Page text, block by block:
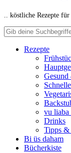
.. köstliche Rezepte
Rezepte
Gesund
vu liaba
Drinks
Tipps &
Bi üs daham
Bücherkiste